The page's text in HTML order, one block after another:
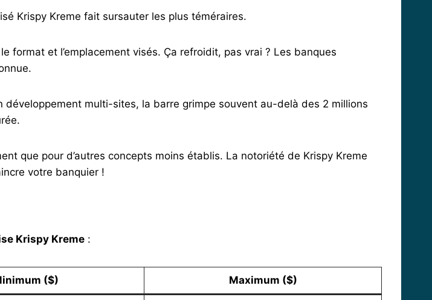
Krispy Kreme fait sursauter les plus téméraires.
et l’emplacement visés. Ça refroidit, pas vrai ? Les banques
multi-sites, la barre grimpe souvent au-delà des 2 millions
que pour d’autres concepts moins établis. La notoriété de Krispy Kreme
votre banquier !
Krispy Kreme :
($) Maximum ($)